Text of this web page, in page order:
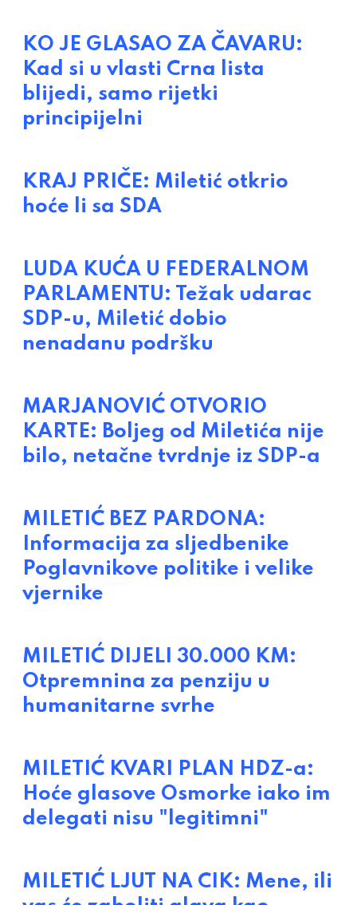
KO JE GLASAO ZA ČAVARU:
Kad si u vlasti Crna lista
blijedi, samo rijetki
principijelni
KRAJ PRIČE: Miletić otkrio
hoće li sa SDA
LUDA KUĆA U FEDERALNOM
PARLAMENTU: Težak udarac
SDP-u, Miletić dobio
nenadanu podršku
MARJANOVIĆ OTVORIO
KARTE: Boljeg od Miletića nije
bilo, netačne tvrdnje iz SDP-a
MILETIĆ BEZ PARDONA:
Informacija za sljedbenike
Poglavnikove politike i velike
vjernike
MILETIĆ DIJELI 30.000 KM:
Otpremnina za penziju u
humanitarne svrhe
MILETIĆ KVARI PLAN HDZ-a:
Hoće glasove Osmorke iako im
delegati nisu "legitimni"
MILETIĆ LJUT NA CIK: Mene, ili